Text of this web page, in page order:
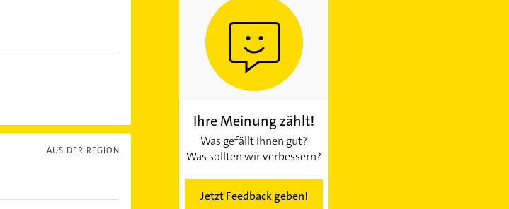
AUS DER REGION
Ihre Meinung zählt!
Was gefällt Ihnen gut?
Was sollten wir verbessern?
Jetzt Feedback geben!